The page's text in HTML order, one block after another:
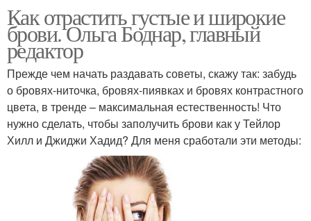
Как отрастить густые и широкие
брови. Ольга Боднар, главный
редактор
Прежде чем начать раздавать советы, скажу так: забудь
о бровях-ниточка, бровях-пиявках и бровях контрастного
цвета, в тренде – максимальная естественность! Что
нужно сделать, чтобы заполучить брови как у Тейлор
Хилл и Джиджи Хадид? Для меня сработали эти методы: